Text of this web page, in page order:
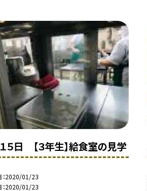
５日 【３年生】給食室の見学
2020/01/23
2020/01/23